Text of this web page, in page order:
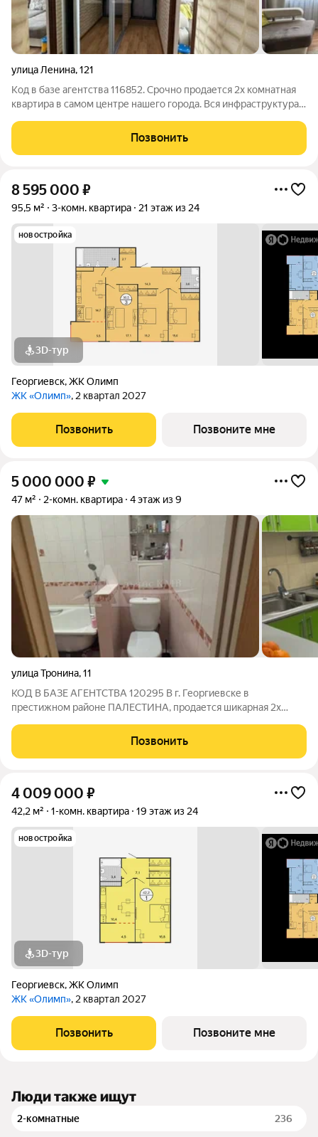
улица Ленина,121
Код в базе агентства 116852. Срочно продается 2х комнатная
квартира в самом центре нашего города. Вся инфраструктура в
Удобная транспортная развязка в любое направления города. В
квартире
Позвонить
8 595 000 ₽
95,5 м² 3-комн. квартира 21 этаж из 24
новостройка
3D-тур
Георгиевск,ЖК Олимп
ЖК «Олимп», 2 квартал 2027
Позвонить Позвоните мне
5 000 000 ₽
47 м² 2-комн. квартира 4 этаж из 9
улица Тронина,11
КОД В БАЗЕ АГЕНТСТВА 120295 В г. Георгиевске в
престижном районе ПАЛЕСТИНА, продается шикарная 2х
чувствуется благодаря хорошему свежему, дорогому
ремонту. В доме есть 2 просторные спальные
Позвонить
4 009 000 ₽
42,2 м² 1-комн. квартира 19 этаж из 24
новостройка
3D-тур
Георгиевск,ЖК Олимп
ЖК «Олимп», 2 квартал 2027
Позвонить Позвоните мне
Люди также ищут
2-комнатные 236